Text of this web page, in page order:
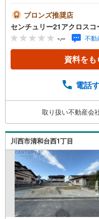
の建築条件無し土
建築出来ます）※別
リー21アクロスグ
ュリー21グループ
区仲介実績） 西
阪神間での購入
ざいますが、お
域密着の当店では
中古マンションを
o！不動産に掲載
ームページへは「
ブロンズ推奨店
センチュリー21アクロス
-.-- 不動
資料をも
電話
取り扱い不動産会
川西市清和台西1丁目